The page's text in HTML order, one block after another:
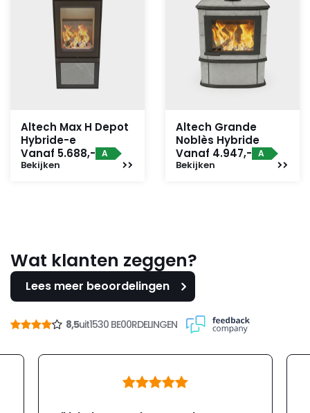
Altech Max H Depot
Hybride-e
Vanaf 5.688,- A
Bekijken
Altech Grande
Noblès Hybride
Vanaf 4.947,- A
Bekijken
Wat klanten zeggen?
Lees meer beoordelingen
8,5uit1530 BE00RDELINGEN